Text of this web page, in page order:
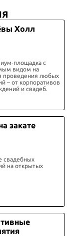
Холл
площадка с
видом на
проведения любых
– от корпоративов
и свадеб.
закате
свадебных
на открытых